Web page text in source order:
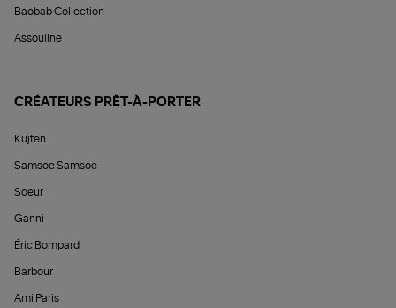
Baobab Collection
Assouline
CRÉATEURS PRÊT-À-PORTER
Kujten
Samsoe Samsoe
Soeur
Ganni
Éric Bompard
Barbour
Ami Paris